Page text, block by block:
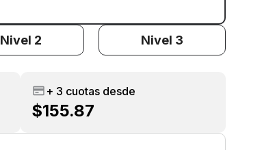
Nivel 2 Nivel 3
+ 3 cuotas desde
$155.87